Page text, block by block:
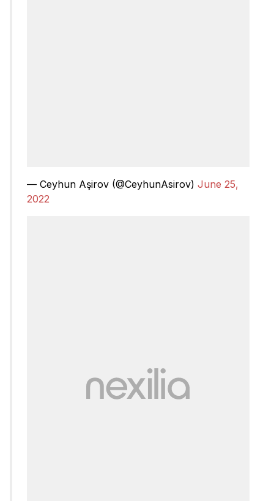
— Ceyhun Aşirov (@CeyhunAsirov) June 25,
2022